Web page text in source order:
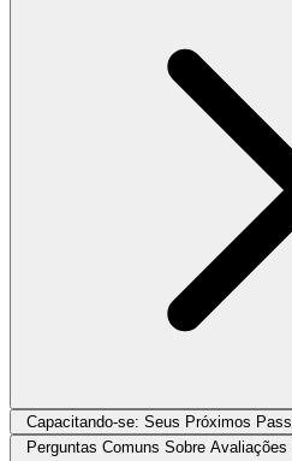
Capacitando-se: Seus Próximos
Perguntas Comuns Sobre